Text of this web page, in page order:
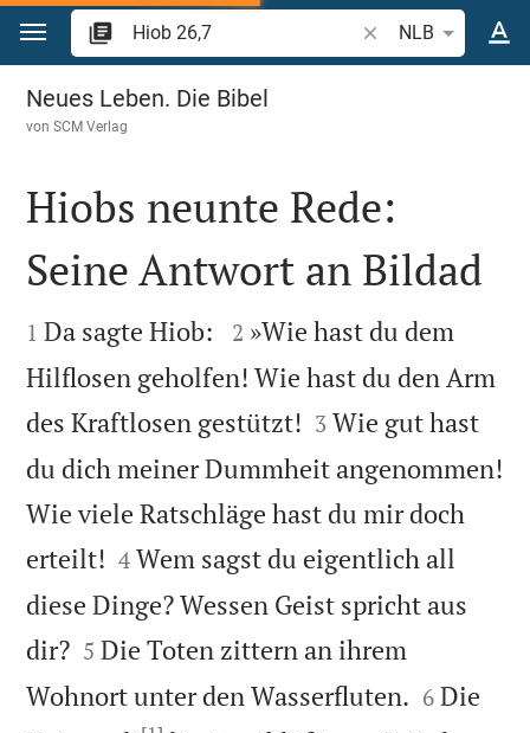
Zum Inhalt springen
Bibelstelle oder
NLB
Hiob 26
Neues Leben. Die Bibel
vonSCM Verlag

Hiobs neunte Rede:
Seine Antwort an Bildad

1 Da sagte Hiob: 

2 »Wie hast du dem
Hilflosen geholfen! Wie hast du den Arm
des Kraftlosen gestützt! 

3 Wie gut hast
du dich meiner Dummheit angenommen!
Wie viele Ratschläge hast du mir doch
erteilt! 

4 Wem sagst du eigentlich all
diese Dinge? Wessen Geist spricht aus
dir?
5 Die Toten zittern an ihrem
Wohnort unter den Wasserfluten. 

6 Die